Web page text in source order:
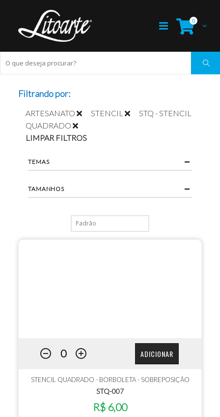
0
ADICIONAR
STENCIL QUADRADO - BORBOLETA - SOBREPOSIÇÃO
STQ-007
R$ 6,00
Filtrando por:
ARTESANATO STENCIL
STQ - STENCIL
QUADRADO
LIMPAR FILTROS
TEMAS
TAMANHOS